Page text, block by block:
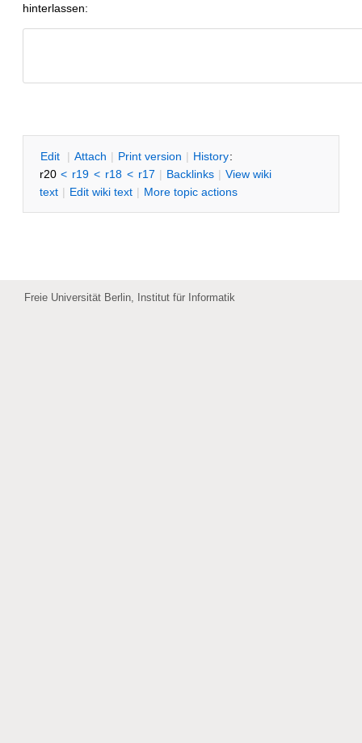
hinterlassen:
Edit | Attach | Print version | History:
r20 < r19 < r18 < r17 | Backlinks | View wiki
text | Edit wiki text | More topic actions
Freie Universität Berlin, Institut für Informatik